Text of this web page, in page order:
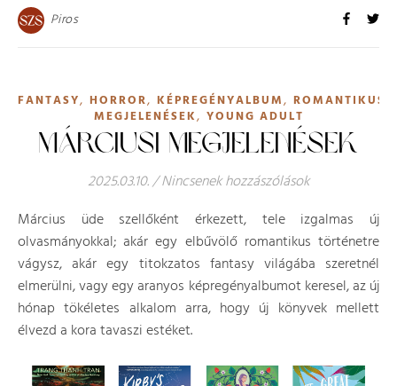
Piros
FANTASY, HORROR, KÉPREGÉNYALBUM, ROMANTIKUS
MEGJELENÉSEK, YOUNG ADULT
MÁRCIUSI MEGJELENÉSEK
2025.03.10./Nincsenek hozzászólások
Március üde szellőként érkezett, tele izgalmas új
olvasmányokkal; akár egy elbűvölő romantikus történetre
vágysz, akár egy titokzatos fantasy világába szeretnél
elmerülni, vagy egy aranyos képregényalbumot keresel, az új
hónap tökéletes alkalom arra, hogy új könyvek mellett
élvezd a kora tavaszi estéket.